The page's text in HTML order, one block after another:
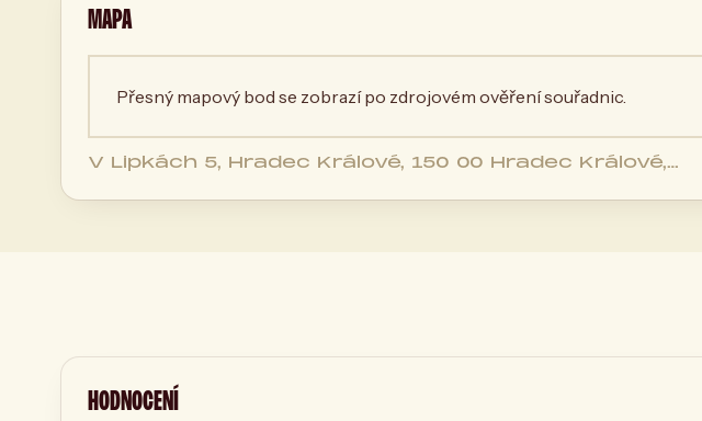
MAPA
Přesný mapový bod se zobrazí po zdrojovém ověření souřadnic.
V Lipkách 5, Hradec Králové, 150 00 Hradec Králové,
HODNOCENÍ